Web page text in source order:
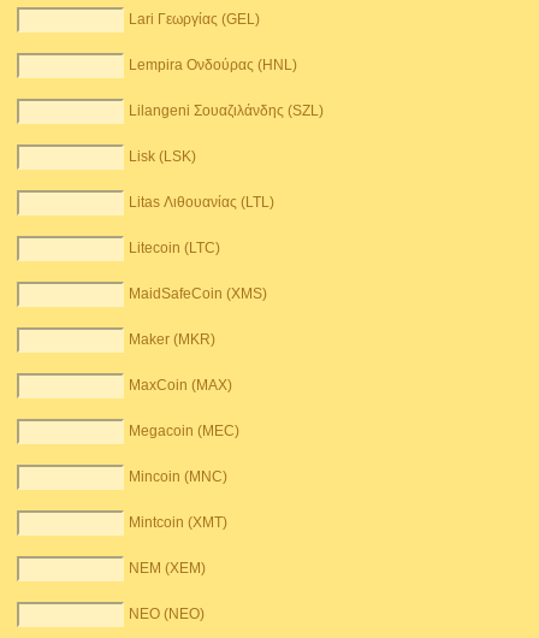
Lari Γεωργίας (GEL)
Lempira Ονδούρας (HNL)
Lilangeni Σουαζιλάνδης (SZL)
Lisk (LSK)
Litas Λιθουανίας (LTL)
Litecoin (LTC)
MaidSafeCoin (XMS)
Maker (MKR)
MaxCoin (MAX)
Megacoin (MEC)
Mincoin (MNC)
Mintcoin (XMT)
NEM (XEM)
NEO (NEO)